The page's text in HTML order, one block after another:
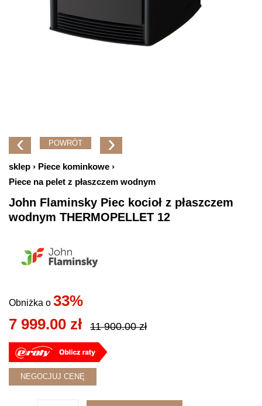
‹ POWRÓT ›
sklep
Piece kominkowe
Piece na pelet z płaszczem wodnym
John Flaminsky Piec kocioł z płaszczem
wodnym THERMOPELLET 12
Obniżka o 33%
7 999.00 zł 11 900.00 zł
NEGOCJUJ CENĘ